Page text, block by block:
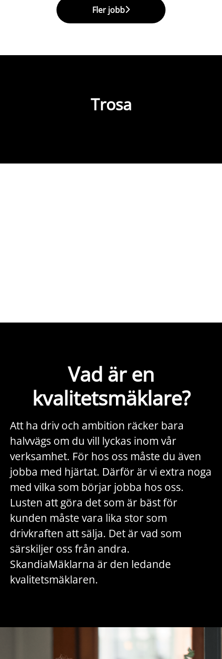
Fler jobb
Trosa
Vad är en
kvalitetsmäklare?
Att ha driv och ambition räcker bara
halvvägs om du vill lyckas inom vår
verksamhet. För hos oss måste du även
jobba med hjärtat. Därför är vi extra noga
med vilka som börjar jobba hos oss.
Lusten att göra det som är bäst för
kunden måste vara lika stor som
drivkraften att sälja. Det är vad som
särskiljer oss från andra.
SkandiaMäklarna är den ledande
kvalitetsmäklaren.